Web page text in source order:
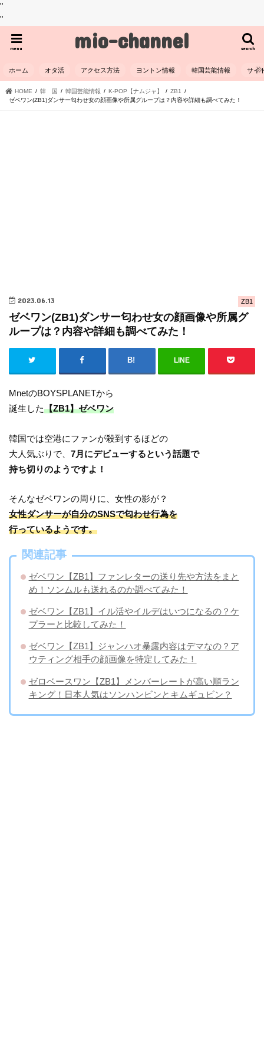
"
"
mio-channel search
menu
ホーム オタ活 アクセス方法 ヨントン情報 韓国芸能情報 サイ
HOME 韓 国 韓国芸能情報 K-POP【ナムジャ】
ZB1
ゼベワン(ZB1)ダンサー匂わせ女の顔画像や所属グループは？内容や詳細も調べてみた！
ZB1
2023.06.13
ゼベワン(ZB1)ダンサー匂わせ女の顔画像や所属グ
ループは？内容や詳細も調べてみた！
LINE
MnetのBOYSPLANETから
誕生した【ZB1】ゼベワン
韓国では空港にファンが殺到するほどの
大人気ぶりで、7月にデビューするという話題で
持ち切りのようですよ！
そんなゼベワンの周りに、女性の影が？
女性ダンサーが自分のSNSで匂わせ行為を
行っているようです。
関連記事
ゼベワン【ZB1】ファンレターの送り先や方法をまと
め！ソンムルも送れるのか調べてみた！
ゼベワン【ZB1】イル活やイルデはいつになるの？ケ
プラーと比較してみた！
ゼベワン【ZB1】ジャンハオ暴露内容はデマなの？ア
ウティング相手の顔画像を特定してみた！
ゼロベースワン【ZB1】メンバーレートが高い順ラン
キング！日本人気はソンハンビンとキムギュビン？